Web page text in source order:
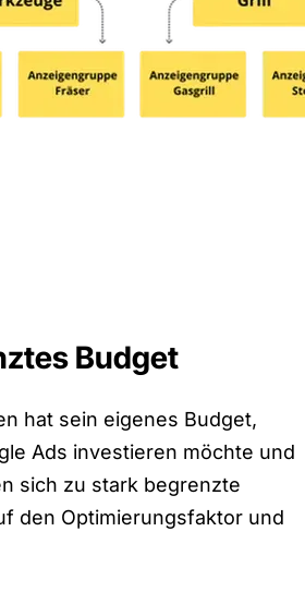
Budget
hat sein eigenes Budget,
Ads investieren möchte und
sich zu stark begrenzte
den Optimierungsfaktor und